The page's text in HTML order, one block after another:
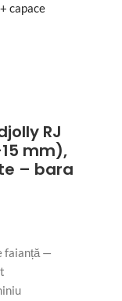
capace
RJ
mm),
– bara
faianță —